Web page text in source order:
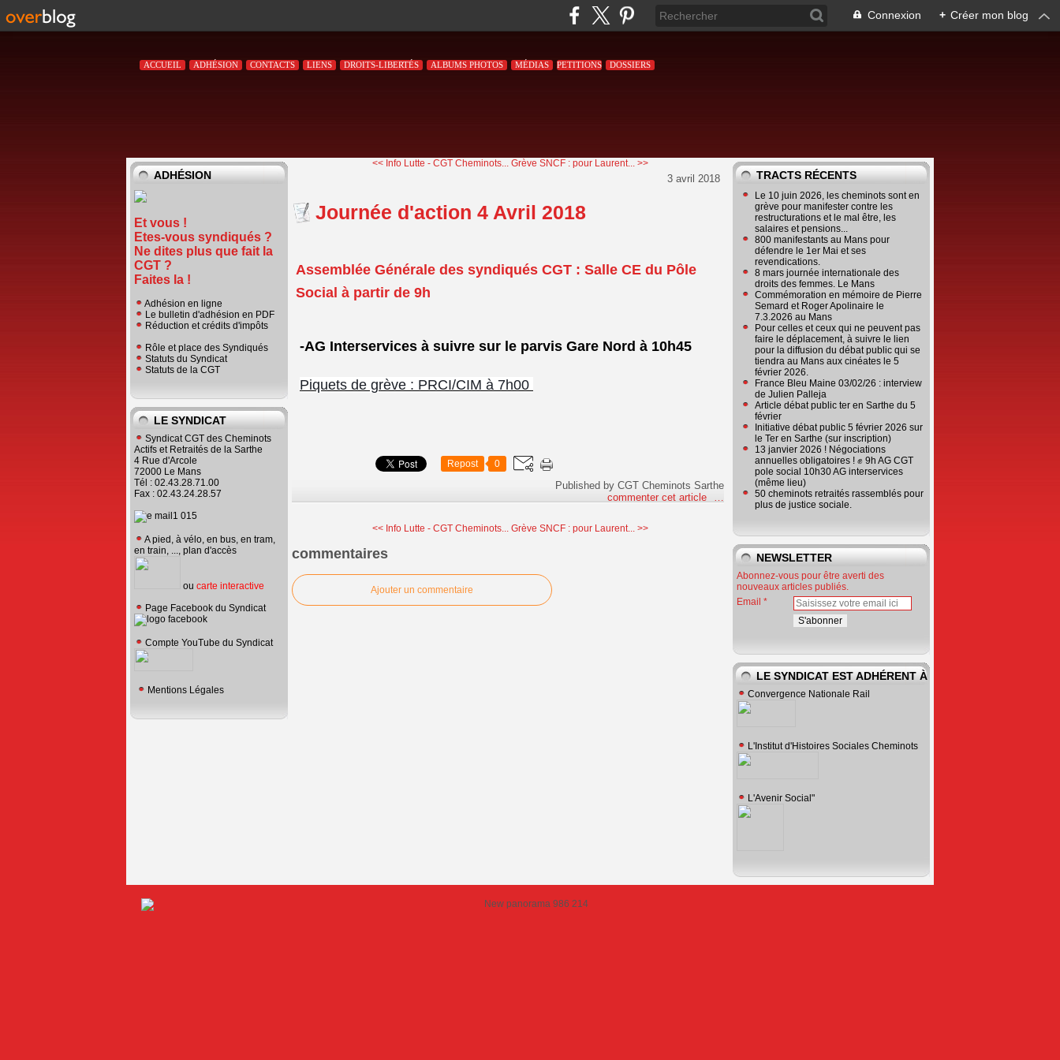
Connexion + Créer mon blog
ACCUEIL ADHÉSION CONTACTS LIENS DROITS-LIBERTÉS ALBUMS PHOTOS MÉDIAS PETITIONS DOSSIERS
ADHÉSION
Et vous !
Etes-vous syndiqués ?
Ne dites plus que fait la
CGT ?
Faites la !
Adhésion en ligne
Le bulletin d'adhésion en PDF
Réduction et crédits d'impôts
Rôle et place des Syndiqués
Statuts du Syndicat
Statuts de la CGT
LE SYNDICAT
Syndicat CGT des Cheminots
Actifs et Retraités de la Sarthe
4 Rue d'Arcole
72000 Le Mans
Tél : 02.43.28.71.00
Fax : 02.43.24.28.57
A pied, à vélo, en bus, en tram,
en train, ..., plan d'accès
ou carte interactive
Page Facebook du Syndicat
Compte YouTube du Syndicat
Mentions Légales
<< Info Lutte - CGT Cheminots... Grève SNCF : pour Laurent... >>
3 avril 2018
Journée d'action 4 Avril 2018
Assemblée Générale des syndiqués CGT : Salle CE du Pôle
Social à partir de 9h
-AG Interservices à suivre sur le parvis Gare Nord à 10h45
Piquets de grève : PRCI/CIM à 7h00
Repost 0
Published by CGT Cheminots Sarthe
commenter cet article
…
<< Info Lutte - CGT Cheminots... Grève SNCF : pour Laurent... >>
commentaires
Ajouter un commentaire
TRACTS RÉCENTS
Le 10 juin 2026, les cheminots sont en
grève pour manifester contre les
restructurations et le mal être, les
salaires et pensions...
800 manifestants au Mans pour
défendre le 1er Mai et ses
revendications.
8 mars journée internationale des
droits des femmes. Le Mans
Commémoration en mémoire de Pierre
Semard et Roger Apolinaire le
7.3.2026 au Mans
Pour celles et ceux qui ne peuvent pas
faire le déplacement, à suivre le lien
pour la diffusion du débat public qui se
tiendra au Mans aux cinéates le 5
février 2026.
France Bleu Maine 03/02/26 : interview
de Julien Palleja
Article débat public ter en Sarthe du 5
février
Initiative débat public 5 février 2026 sur
le Ter en Sarthe (sur inscription)
13 janvier 2026 ! Négociations
annuelles obligatoires ! ✊ 9h AG CGT
pole social 10h30 AG interservices
(même lieu)
50 cheminots retraités rassemblés pour
plus de justice sociale.
NEWSLETTER
Abonnez-vous pour être averti des
nouveaux articles publiés.
Email
LE SYNDICAT EST ADHÉRENT À
Convergence Nationale Rail
L'Institut d'Histoires Sociales Cheminots
L'Avenir Social"